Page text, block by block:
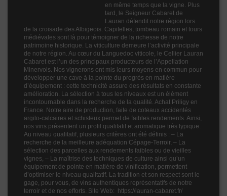
75cl
Vin 2021
Vin 2021
en même temps que la vigne. Plus
tard, le Seigneur Cabaret de
Lauran défendit notre région lors
de la croisade des Albigeois. Capitelles, tombeau romain et tours
médiévales sont là pour témoigner de la richesse de notre
patrimoine historique. La viticulture demeure l’activité principale
de notre région. Au cœur du Languedoc viticole, le Cellier Lauran
Cabaret est l’un des principaux producteurs de l’Appellation
Minervois. Nos vignerons ont mis leurs moyens en commun pour
développer une cave à la pointe du progrès en matière
d’équipement : cette technicité assure des résultats en constante
amélioration. La sélection à tous les niveaux est un élément
incontournable dans la recherche de la qualité. Achat Priligy en
France. Notre aire de production, faite de coteaux accidentés
argilo-calcaires et schisteux permet de faibles rendements. Ainsi,
nos vins présentent un profil qualitatif et aromatique très typique.
Au niveau qualitatif, plusieurs critères ont été définis : – La
recherche de la meilleure adéquation Cépage-Terroir, – La
sélection des parcelles aux rendements faibles ou de vieilles
vignes, – La maîtrise des techniques de culture ainsi qu’un
équipement de pointe en matière de vinification, permettent
d’optimiser le niveau qualitatif. La tradition et son respect sont le
gage, pour vous, de vins authentiques représentatifs de notre
terroir et de nos efforts. Site Web: https://lauran-cabaret.fr/